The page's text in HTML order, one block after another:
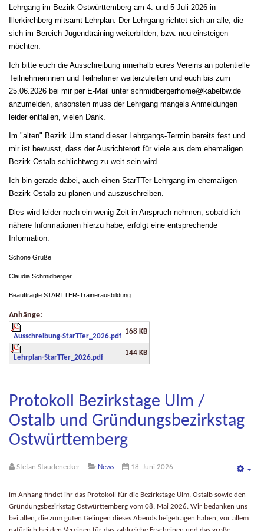
Lehrgang im Bezirk Ostwürttemberg am 4. und 5 Juli 2026 in
Illerkirchberg mitsamt Lehrplan. Der Lehrgang richtet sich an alle, die
sich im Bereich Jugendtraining weiterbilden, bzw. neu einsteigen
möchten.
Ich bitte euch die Ausschreibung innerhalb eures Vereins an potentielle
Teilnehmerinnen und Teilnehmer weiterzuleiten und euch bis zum
25.06.2026 bei mir per E-Mail unter schmidbergerhome@kabelbw.de
anzumelden, ansonsten muss der Lehrgang mangels Anmeldungen
leider entfallen, vielen Dank.
Im "alten" Bezirk Ulm stand dieser Lehrgangs-Termin bereits fest und
mir ist bewusst, dass der Ausrichterort für viele aus dem ehemaligen
Bezirk Ostalb schlichtweg zu weit sein wird.
Ich bin gerade dabei, auch einen StarTTer-Lehrgang im ehemaligen
Bezirk Ostalb zu planen und auszuschreiben.
Dies wird leider noch ein wenig Zeit in Anspruch nehmen, sobald ich
nähere Informationen hierzu habe, erfolgt eine entsprechende
Information.
Schöne Grüße
Claudia Schmidberger
Beauftragte STARTTER-Trainerausbildung
Anhänge:
Ausschreibung-StarTTer_2026.pdf
168 KB
Lehrplan-StarTTer_2026.pdf
144 KB
Protokoll Bezirkstage Ulm /
Ostalb und Gründungsbezirkstag
Ostwürttemberg
Stefan Staudenecker News 18. Juni 2026
im Anhang findet ihr das Protokoll für die Bezirkstage Ulm, Ostalb sowie den
Gründungsbezirkstag Ostwürttemberg vom 08. Mai 2026. Wir bedanken uns
bei allen, die zum guten Gelingen dieses Abends beigetragen haben, vor allem